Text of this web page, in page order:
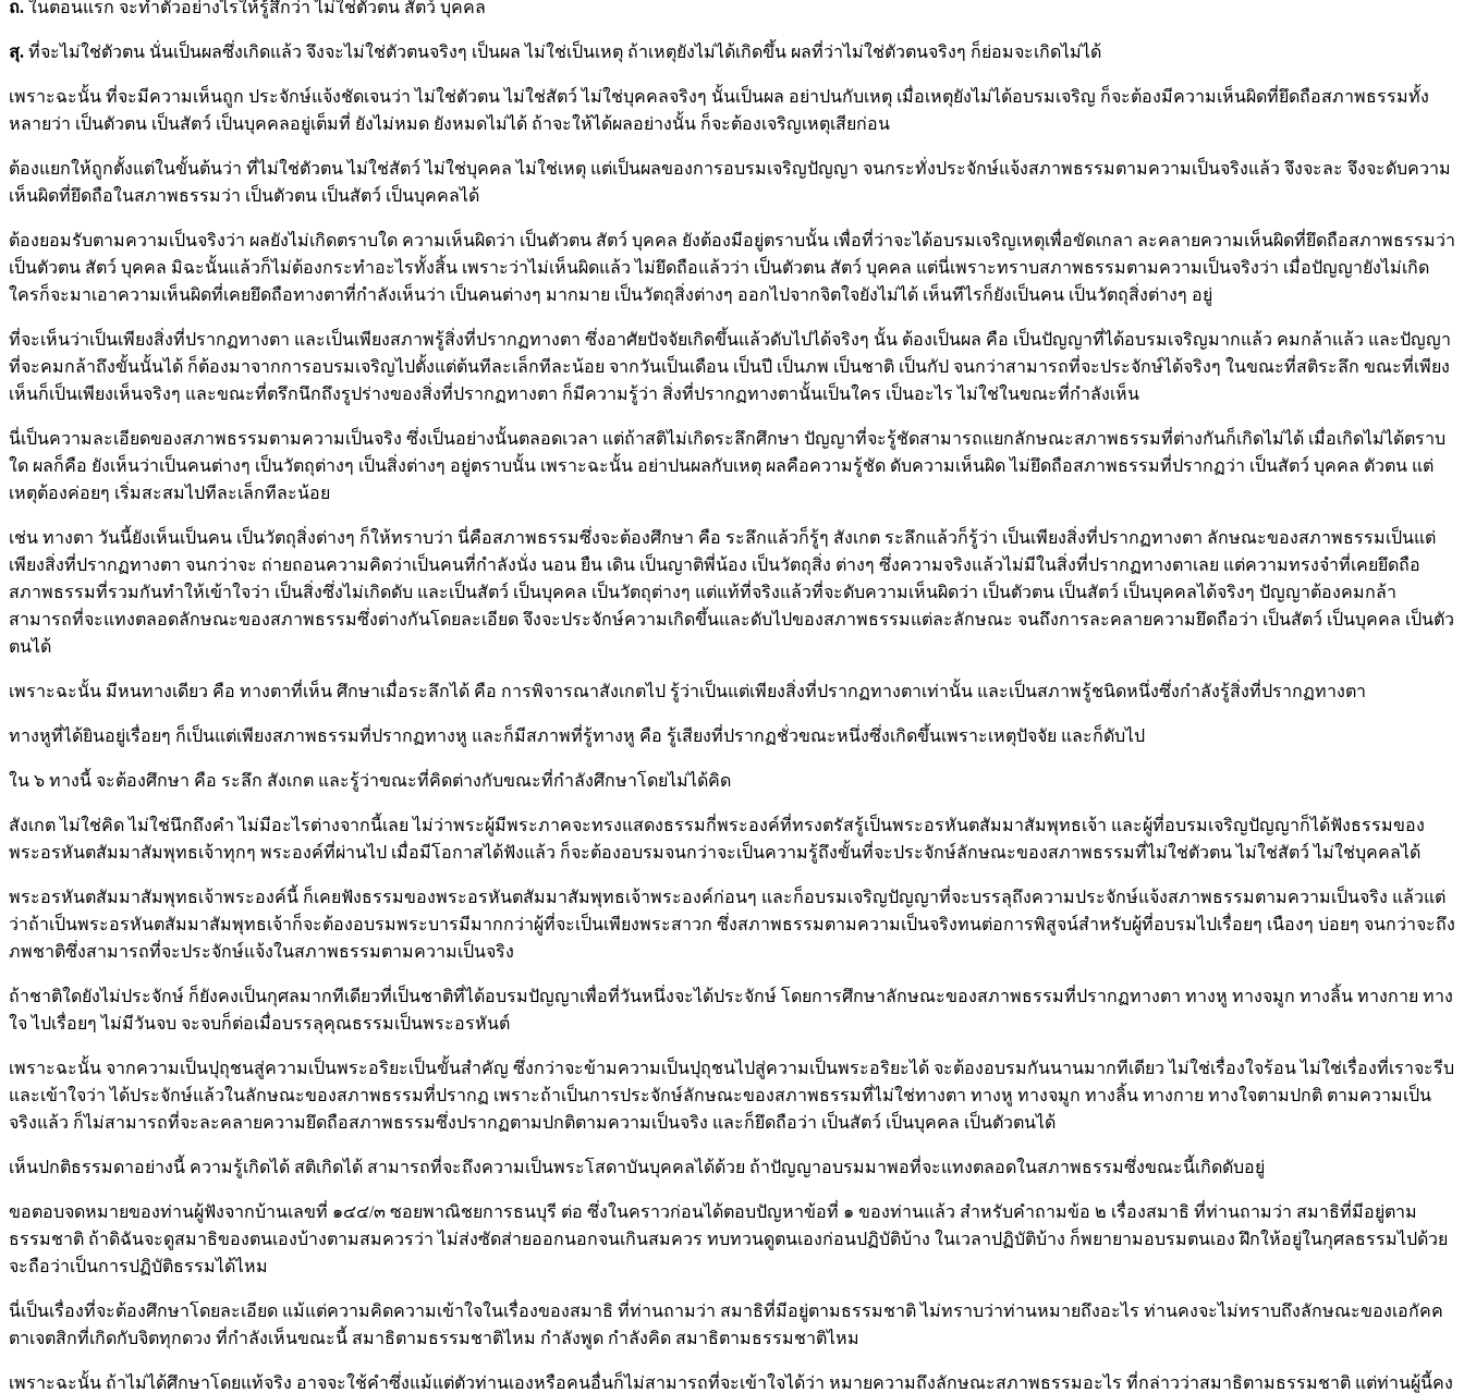
ถ. ในตอนแรก จะทำตัวอย่างไรให้รู้สึกว่า ไม่ใช่ตัวตน สัตว์ บุคคล
สุ. ที่จะไม่ใช่ตัวตน นั่นเป็นผลซึ่งเกิดแล้ว จึงจะไม่ใช่ตัวตนจริงๆ เป็นผล ไม่ใช่เป็นเหตุ ถ้าเหตุยังไม่ได้เกิดขึ้น ผลที่ว่าไม่ใช่ตัวตนจริงๆ ก็ย่อมจะเกิดไม่ได้
เพราะฉะนั้น ที่จะมีความเห็นถูก ประจักษ์แจ้งชัดเจนว่า ไม่ใช่ตัวตน ไม่ใช่สัตว์ ไม่ใช่บุคคลจริงๆ นั้นเป็นผล อย่าปนกับเหตุ เมื่อเหตุยังไม่ได้อบรมเจริญ ก็จะต้องมีความเห็นผิดที่ยึดถือสภาพธรรมทั้ง
หลายว่า เป็นตัวตน เป็นสัตว์ เป็นบุคคลอยู่เต็มที่ ยังไม่หมด ยังหมดไม่ได้ ถ้าจะให้ได้ผลอย่างนั้น ก็จะต้องเจริญเหตุเสียก่อน
ต้องแยกให้ถูกตั้งแต่ในขั้นต้นว่า ที่ไม่ใช่ตัวตน ไม่ใช่สัตว์ ไม่ใช่บุคคล ไม่ใช่เหตุ แต่เป็นผลของการอบรมเจริญปัญญา จนกระทั่งประจักษ์แจ้งสภาพธรรมตามความเป็นจริงแล้ว จึงจะละ จึงจะดับความ
เห็นผิดที่ยึดถือในสภาพธรรมว่า เป็นตัวตน เป็นสัตว์ เป็นบุคคลได้
ต้องยอมรับตามความเป็นจริงว่า ผลยังไม่เกิดตราบใด ความเห็นผิดว่า เป็นตัวตน สัตว์ บุคคล ยังต้องมีอยู่ตราบนั้น เพื่อที่ว่าจะได้อบรมเจริญเหตุเพื่อขัดเกลา ละคลายความเห็นผิดที่ยึดถือสภาพธรรมว่า
เป็นตัวตน สัตว์ บุคคล มิฉะนั้นแล้วก็ไม่ต้องกระทำอะไรทั้งสิ้น เพราะว่าไม่เห็นผิดแล้ว ไม่ยึดถือแล้วว่า เป็นตัวตน สัตว์ บุคคล แต่นี่เพราะทราบสภาพธรรมตามความเป็นจริงว่า เมื่อปัญญายังไม่เกิด
ใครก็จะมาเอาความเห็นผิดที่เคยยึดถือทางตาที่กำลังเห็นว่า เป็นคนต่างๆ มากมาย เป็นวัตถุสิ่งต่างๆ ออกไปจากจิตใจยังไม่ได้ เห็นทีไรก็ยังเป็นคน เป็นวัตถุสิ่งต่างๆ อยู่
ที่จะเห็นว่าเป็นเพียงสิ่งที่ปรากฏทางตา และเป็นเพียงสภาพรู้สิ่งที่ปรากฏทางตา ซึ่งอาศัยปัจจัยเกิดขึ้นแล้วดับไปได้จริงๆ นั้น ต้องเป็นผล คือ เป็นปัญญาที่ได้อบรมเจริญมากแล้ว คมกล้าแล้ว และปัญญา
ที่จะคมกล้าถึงขั้นนั้นได้ ก็ต้องมาจากการอบรมเจริญไปตั้งแต่ต้นทีละเล็กทีละน้อย จากวันเป็นเดือน เป็นปี เป็นภพ เป็นชาติ เป็นกัป จนกว่าสามารถที่จะประจักษ์ได้จริงๆ ในขณะที่สติระลึก ขณะที่เพียง
เห็นก็เป็นเพียงเห็นจริงๆ และขณะที่ตรึกนึกถึงรูปร่างของสิ่งที่ปรากฏทางตา ก็มีความรู้ว่า สิ่งที่ปรากฏทางตานั้นเป็นใคร เป็นอะไร ไม่ใช่ในขณะที่กำลังเห็น
นี่เป็นความละเอียดของสภาพธรรมตามความเป็นจริง ซึ่งเป็นอย่างนั้นตลอดเวลา แต่ถ้าสติไม่เกิดระลึกศึกษา ปัญญาที่จะรู้ชัดสามารถแยกลักษณะสภาพธรรมที่ต่างกันก็เกิดไม่ได้ เมื่อเกิดไม่ได้ตราบ
ใด ผลก็คือ ยังเห็นว่าเป็นคนต่างๆ เป็นวัตถุต่างๆ เป็นสิ่งต่างๆ อยู่ตราบนั้น เพราะฉะนั้น อย่าปนผลกับเหตุ ผลคือความรู้ชัด ดับความเห็นผิด ไม่ยึดถือสภาพธรรมที่ปรากฏว่า เป็นสัตว์ บุคคล ตัวตน แต่
เหตุต้องค่อยๆ เริ่มสะสมไปทีละเล็กทีละน้อย
เช่น ทางตา วันนี้ยังเห็นเป็นคน เป็นวัตถุสิ่งต่างๆ ก็ให้ทราบว่า นี่คือสภาพธรรมซึ่งจะต้องศึกษา คือ ระลึกแล้วก็รู้ๆ สังเกต ระลึกแล้วก็รู้ว่า เป็นเพียงสิ่งที่ปรากฏทางตา ลักษณะของสภาพธรรมเป็นแต่
เพียงสิ่งที่ปรากฏทางตา จนกว่าจะ ถ่ายถอนความคิดว่าเป็นคนที่กำลังนั่ง นอน ยืน เดิน เป็นญาติพี่น้อง เป็นวัตถุสิ่ง ต่างๆ ซึ่งความจริงแล้วไม่มีในสิ่งที่ปรากฏทางตาเลย แต่ความทรงจำที่เคยยึดถือ
สภาพธรรมที่รวมกันทำให้เข้าใจว่า เป็นสิ่งซึ่งไม่เกิดดับ และเป็นสัตว์ เป็นบุคคล เป็นวัตถุต่างๆ แต่แท้ที่จริงแล้วที่จะดับความเห็นผิดว่า เป็นตัวตน เป็นสัตว์ เป็นบุคคลได้จริงๆ ปัญญาต้องคมกล้า
สามารถที่จะแทงตลอดลักษณะของสภาพธรรมซึ่งต่างกันโดยละเอียด จึงจะประจักษ์ความเกิดขึ้นและดับไปของสภาพธรรมแต่ละลักษณะ จนถึงการละคลายความยึดถือว่า เป็นสัตว์ เป็นบุคคล เป็นตัว
ตนได้
เพราะฉะนั้น มีหนทางเดียว คือ ทางตาที่เห็น ศึกษาเมื่อระลึกได้ คือ การพิจารณาสังเกตไป รู้ว่าเป็นแต่เพียงสิ่งที่ปรากฏทางตาเท่านั้น และเป็นสภาพรู้ชนิดหนึ่งซึ่งกำลังรู้สิ่งที่ปรากฏทางตา
ทางหูที่ได้ยินอยู่เรื่อยๆ ก็เป็นแต่เพียงสภาพธรรมที่ปรากฏทางหู และก็มีสภาพที่รู้ทางหู คือ รู้เสียงที่ปรากฏชั่วขณะหนึ่งซึ่งเกิดขึ้นเพราะเหตุปัจจัย และก็ดับไป
ใน ๖ ทางนี้ จะต้องศึกษา คือ ระลึก สังเกต และรู้ว่าขณะที่คิดต่างกับขณะที่กำลังศึกษาโดยไม่ได้คิด
สังเกต ไม่ใช่คิด ไม่ใช่นึกถึงคำ ไม่มีอะไรต่างจากนี้เลย ไม่ว่าพระผู้มีพระภาคจะทรงแสดงธรรมกี่พระองค์ที่ทรงตรัสรู้เป็นพระอรหันตสัมมาสัมพุทธเจ้า และผู้ที่อบรมเจริญปัญญาก็ได้ฟังธรรมของ
พระอรหันตสัมมาสัมพุทธเจ้าทุกๆ พระองค์ที่ผ่านไป เมื่อมีโอกาสได้ฟังแล้ว ก็จะต้องอบรมจนกว่าจะเป็นความรู้ถึงขั้นที่จะประจักษ์ลักษณะของสภาพธรรมที่ไม่ใช่ตัวตน ไม่ใช่สัตว์ ไม่ใช่บุคคลได้
พระอรหันตสัมมาสัมพุทธเจ้าพระองค์นี้ ก็เคยฟังธรรมของพระอรหันตสัมมาสัมพุทธเจ้าพระองค์ก่อนๆ และก็อบรมเจริญปัญญาที่จะบรรลุถึงความประจักษ์แจ้งสภาพธรรมตามความเป็นจริง แล้วแต่
ว่าถ้าเป็นพระอรหันตสัมมาสัมพุทธเจ้าก็จะต้องอบรมพระบารมีมากกว่าผู้ที่จะเป็นเพียงพระสาวก ซึ่งสภาพธรรมตามความเป็นจริงทนต่อการพิสูจน์สำหรับผู้ที่อบรมไปเรื่อยๆ เนืองๆ บ่อยๆ จนกว่าจะถึง
ภพชาติซึ่งสามารถที่จะประจักษ์แจ้งในสภาพธรรมตามความเป็นจริง
ถ้าชาติใดยังไม่ประจักษ์ ก็ยังคงเป็นกุศลมากทีเดียวที่เป็นชาติที่ได้อบรมปัญญาเพื่อที่วันหนึ่งจะได้ประจักษ์ โดยการศึกษาลักษณะของสภาพธรรมที่ปรากฏทางตา ทางหู ทางจมูก ทางลิ้น ทางกาย ทาง
ใจ ไปเรื่อยๆ ไม่มีวันจบ จะจบก็ต่อเมื่อบรรลุคุณธรรมเป็นพระอรหันต์
เพราะฉะนั้น จากความเป็นปุถุชนสู่ความเป็นพระอริยะเป็นขั้นสำคัญ ซึ่งกว่าจะข้ามความเป็นปุถุชนไปสู่ความเป็นพระอริยะได้ จะต้องอบรมกันนานมากทีเดียว ไม่ใช่เรื่องใจร้อน ไม่ใช่เรื่องที่เราจะรีบ
และเข้าใจว่า ได้ประจักษ์แล้วในลักษณะของสภาพธรรมที่ปรากฏ เพราะถ้าเป็นการประจักษ์ลักษณะของสภาพธรรมที่ไม่ใช่ทางตา ทางหู ทางจมูก ทางลิ้น ทางกาย ทางใจตามปกติ ตามความเป็น
จริงแล้ว ก็ไม่สามารถที่จะละคลายความยึดถือสภาพธรรมซึ่งปรากฏตามปกติตามความเป็นจริง และก็ยึดถือว่า เป็นสัตว์ เป็นบุคคล เป็นตัวตนได้
เห็นปกติธรรมดาอย่างนี้ ความรู้เกิดได้ สติเกิดได้ สามารถที่จะถึงความเป็นพระโสดาบันบุคคลได้ด้วย ถ้าปัญญาอบรมมาพอที่จะแทงตลอดในสภาพธรรมซึ่งขณะนี้เกิดดับอยู่
ขอตอบจดหมายของท่านผู้ฟังจากบ้านเลขที่ ๑๔๔/๓ ซอยพาณิชยการธนบุรี ต่อ ซึ่งในคราวก่อนได้ตอบปัญหาข้อที่ ๑ ของท่านแล้ว สำหรับคำถามข้อ ๒ เรื่องสมาธิ ที่ท่านถามว่า สมาธิที่มีอยู่ตาม
ธรรมชาติ ถ้าดิฉันจะดูสมาธิของตนเองบ้างตามสมควรว่า ไม่ส่งซัดส่ายออกนอกจนเกินสมควร ทบทวนดูตนเองก่อนปฏิบัติบ้าง ในเวลาปฏิบัติบ้าง ก็พยายามอบรมตนเอง ฝึกให้อยู่ในกุศลธรรมไปด้วย
จะถือว่าเป็นการปฏิบัติธรรมได้ไหม
นี่เป็นเรื่องที่จะต้องศึกษาโดยละเอียด แม้แต่ความคิดความเข้าใจในเรื่องของสมาธิ ที่ท่านถามว่า สมาธิที่มีอยู่ตามธรรมชาติ ไม่ทราบว่าท่านหมายถึงอะไร ท่านคงจะไม่ทราบถึงลักษณะของเอกัคค
ตาเจตสิกที่เกิดกับจิตทุกดวง ที่กำลังเห็นขณะนี้ สมาธิตามธรรมชาติไหม กำลังพูด กำลังคิด สมาธิตามธรรมชาติไหม
เพราะฉะนั้น ถ้าไม่ได้ศึกษาโดยแท้จริง อาจจะใช้คำซึ่งแม้แต่ตัวท่านเองหรือคนอื่นก็ไม่สามารถที่จะเข้าใจได้ว่า หมายความถึงลักษณะสภาพธรรมอะไร ที่กล่าวว่าสมาธิตามธรรมชาติ แต่ท่านผู้นี้คง